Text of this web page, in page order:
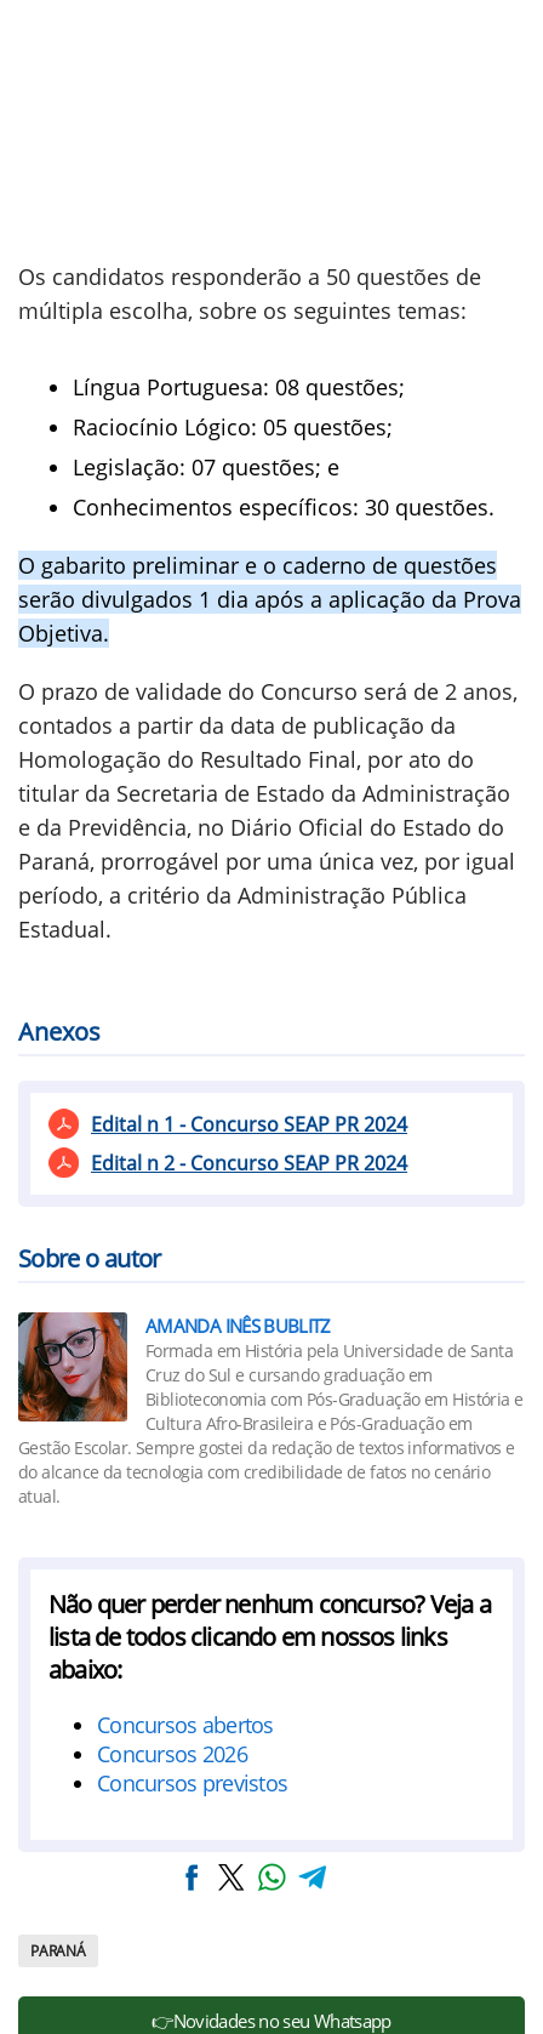
Os candidatos responderão a 50 questões de
múltipla escolha, sobre os seguintes temas:
Língua Portuguesa: 08 questões;
Raciocínio Lógico: 05 questões;
Legislação: 07 questões; e
Conhecimentos específicos: 30 questões.
O gabarito preliminar e o caderno de questões
serão divulgados 1 dia após a aplicação da Prova
Objetiva.
O prazo de validade do Concurso será de 2 anos,
contados a partir da data de publicação da
Homologação do Resultado Final, por ato do
titular da Secretaria de Estado da Administração
e da Previdência, no Diário Oficial do Estado do
Paraná, prorrogável por uma única vez, por igual
período, a critério da Administração Pública
Estadual.
Anexos
Edital n 1 - Concurso SEAP PR 2024
Edital n 2 - Concurso SEAP PR 2024
Sobre o autor
AMANDA INÊS BUBLITZ
Formada em História pela Universidade de Santa
Cruz do Sul e cursando graduação em
Biblioteconomia com Pós-Graduação em História e
Cultura Afro-Brasileira e Pós-Graduação em
Gestão Escolar. Sempre gostei da redação de textos informativos e
do alcance da tecnologia com credibilidade de fatos no cenário
atual.
Não quer perder nenhum concurso? Veja a
lista de todos clicando em nossos links
abaixo:
Concursos abertos
Concursos 2026
Concursos previstos
PARANÁ
👉Novidades no seu Whatsapp